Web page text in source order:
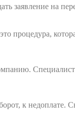
заявление на
процедура,
к недоплате.